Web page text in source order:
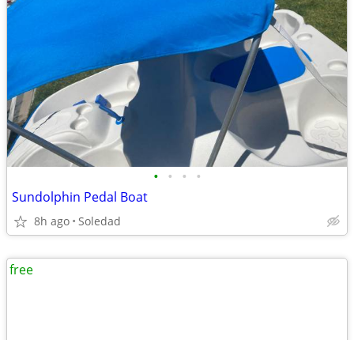
• • • •
Sundolphin Pedal Boat
8h ago Soledad
free